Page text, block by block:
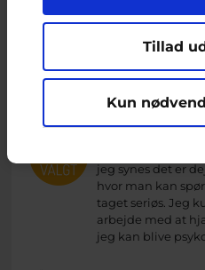
Marketing
Tillad
Kun
Brevkassespørgsmål
jeg synes det er
hvor man kan
taget seriøs. Jeg
arbejde med at
jeg kan blive